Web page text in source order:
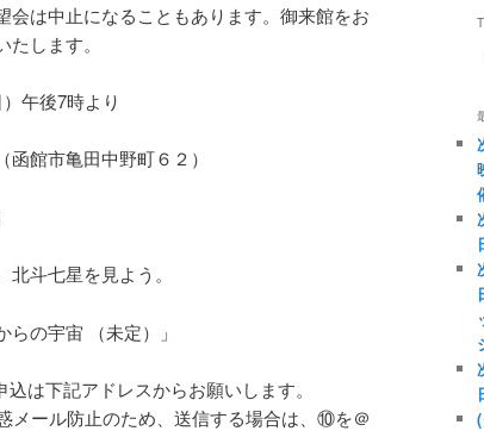
会は中止になることもあります。御来館をお
します。
午後7時より
館市亀田中野町６２）
斗七星を見よう。
の宇宙 （未定）」
は下記アドレスからお願いします。
メール防止のため、送信する場合は、⑩を＠